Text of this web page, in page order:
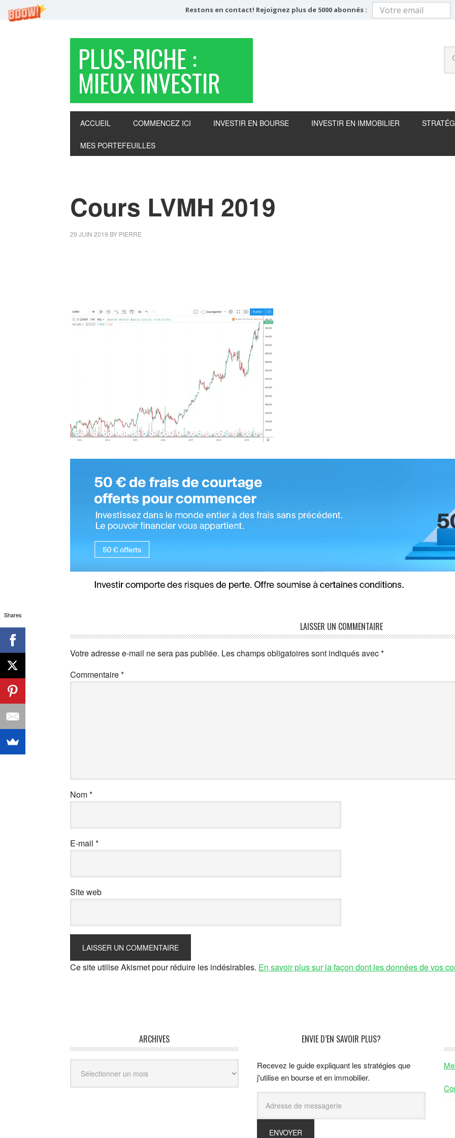
Restons en contact! Rejoignez plus de 5000 abonnés :
PLUS-RICHE :
MIEUX INVESTIR
ACCUEIL COMMENCEZ ICI INVESTIR EN BOURSE INVESTIR EN IMMOBILIER
MES PORTEFEUILLES
Cours LVMH 2019
29 JUIN 2019 BY PIERRE
LAISSER UN COMMENTAIRE
Votre adresse e-mail ne sera pas publiée. Les champs obligatoires sont indiqués avec*
Commentaire*
Nom*
E-mail *
Site web
Ce site utilise Akismet pour réduire les indésirables. En savoir plus sur la façon dont les données de vos
ARCHIVES ENVIE D’EN SAVOIR PLUS?
Recevez le guide expliquant les stratégies que
j'utilise en bourse et en immobilier.
Shares